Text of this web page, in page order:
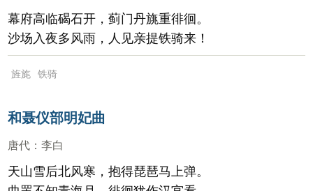
幕府高临碣石开，蓟门丹旐重徘徊。
沙场入夜多风雨，人见亲提铁骑来！
旌旄 铁骑
和聂仪部明妃曲
唐代 ： 李白
天山雪后北风寒，抱得琵琶马上弹。